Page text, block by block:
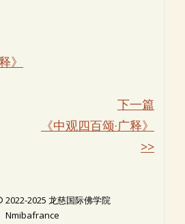
》
下一篇
《中观四百颂·广释》
>>
2025 龙慈国际佛学院
Nmibafrance